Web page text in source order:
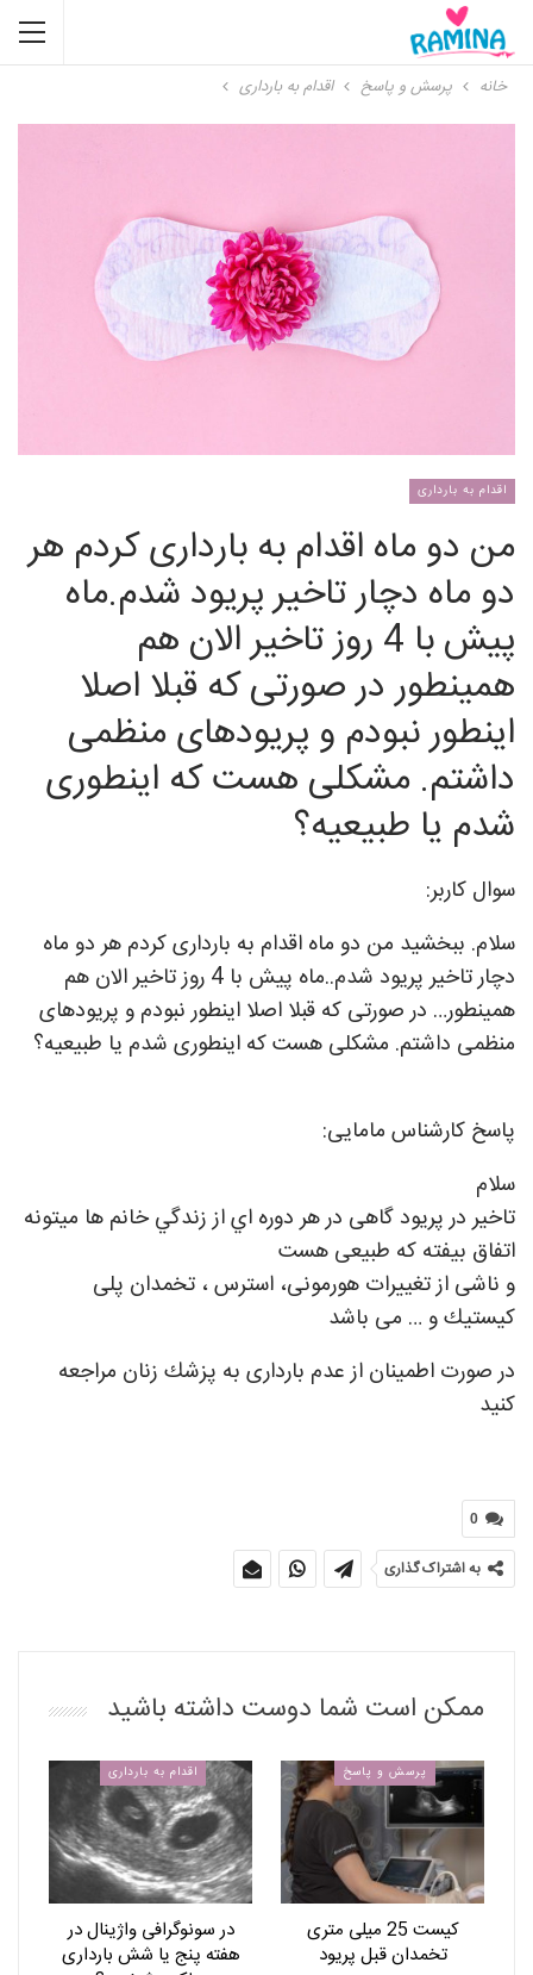
خانه پرسش و پاسخ اقدام به بارداری
اقدام به بارداری
من دو ماه اقدام به بارداری کردم هر
دو ماه دچار تاخیر پریود شدم.ماه
پیش با 4 روز تاخیر الان هم
همینطور در صورتی که قبلا اصلا
اینطور نبودم و پریودهای منظمی
داشتم. مشکلی هست که اینطوری
شدم یا طبیعیه؟
سوال کاربر:
سلام. ببخشید من دو ماه اقدام به بارداری کردم هر دو ماه
دچار تاخیر پریود شدم..ماه پیش با 4 روز تاخیر الان هم
همینطور… در صورتی که قبلا اصلا اینطور نبودم و پریودهای
منظمی داشتم. مشکلی هست که اینطوری شدم یا طبیعیه؟
پاسخ کارشناس مامایی:
سلام
تاخير در پريود گاهی در هر دوره اي از زندگي خانم ها ميتونه
اتفاق بيفته كه طبيعی هست
و ناشی از تغييرات هورمونی، استرس ، تخمدان پلی
كيستيك و … می باشد
در صورت اطمينان از عدم بارداری به پزشك زنان مراجعه
كنيد
0
به اشتراک گذاری
ممکن است شما دوست داشته باشید
پرسش و پاسخ
کیست 25 میلی متری
تخمدان قبل پریود
اقدام به بارداری
در سونوگرافی واژینال در
هفته پنج یا شش بارداری